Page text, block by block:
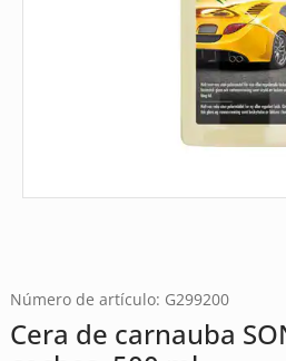
Número de artículo: G299200
Cera de carnauba